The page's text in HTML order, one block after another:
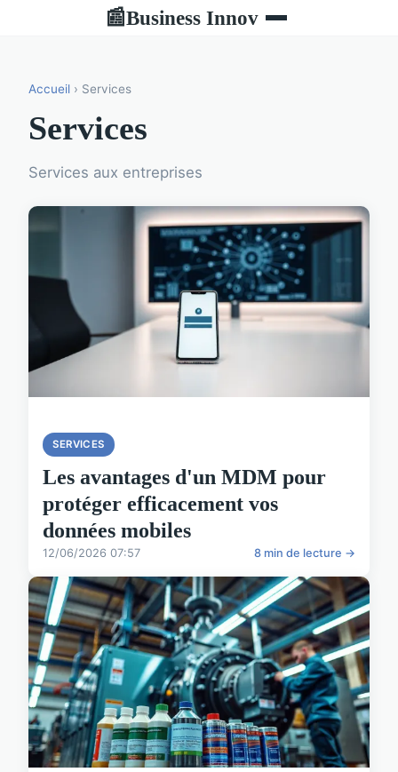
📰Business Innov
Accueil › Services
Services
Services aux entreprises
SERVICES
Les avantages d'un MDM pour
protéger efficacement vos
données mobiles
12/06/2026 07:57 8 min de lecture →